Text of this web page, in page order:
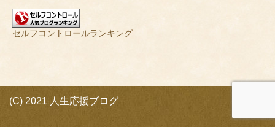
セルフコントロールランキング
(C) 2021 人生応援ブログ